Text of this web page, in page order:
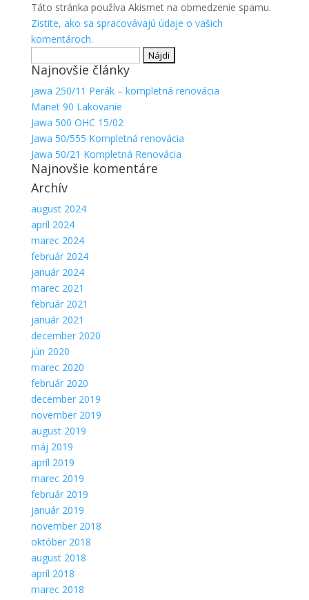
Táto stránka používa Akismet na obmedzenie spamu.
Zistite, ako sa spracovávajú údaje o vašich
komentároch.
Najnovšie články
jawa 250/11 Perák – kompletná renovácia
Manet 90 Lakovanie
Jawa 500 OHC 15/02
Jawa 50/555 Kompletná renovácia
Jawa 50/21 Kompletná Renovácia
Najnovšie komentáre
Archív
august 2024
apríl 2024
marec 2024
február 2024
január 2024
marec 2021
február 2021
január 2021
december 2020
jún 2020
marec 2020
február 2020
december 2019
november 2019
august 2019
máj 2019
apríl 2019
marec 2019
február 2019
január 2019
november 2018
október 2018
august 2018
apríl 2018
marec 2018
štruktúru
webovej
stránky na
spôsobu
používania
webovej
stránky.